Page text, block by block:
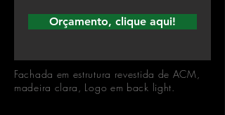
Orçamento, clique aqui!
Fachada em estrutura revestida de ACM,
madeira clara, Logo em back light.